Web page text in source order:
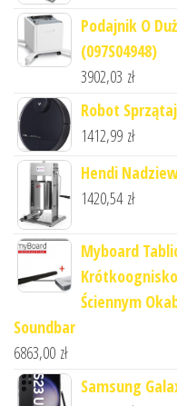
Podajnik O
(097S04948)
3902,03 zł
Robot
1412,99 zł
Hendi
1420,54 zł
Myboard
Ściennym
Soundbar
6863,00 zł
Samsung